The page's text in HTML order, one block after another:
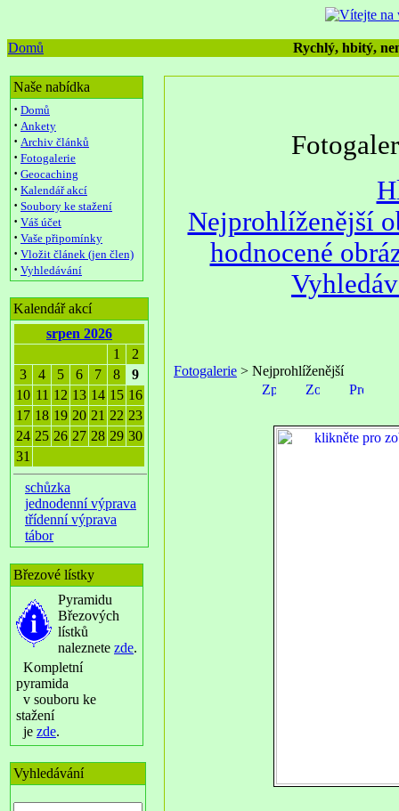
Domů Rychlý, hbitý,
Naše nabídka
· Domů
· Ankety
· Archiv článků
· Fotogalerie
· Geocaching
· Kalendář akcí
· Soubory ke stažení
· Váš účet
· Vaše připomínky
· Vložit článek (jen člen)
· Vyhledávání
Kalendář akcí
srpen 2026
1
2
3
4 5 6 7 8
9
10 11 12 13 14 15 16
17 18 19 20 21 22 23
24 25 26 27 28 29 30
31
schůzka
jednodenní výprava
třídenní výprava
tábor
Březové lístky
Pyramidu
Březových
lístků
naleznete zde.
Kompletní
pyramida
v souboru ke
stažení
je zde.
Vyhledávání
Nejprohlíženější
hodnocené
Fotogalerie > Nejprohlíženější